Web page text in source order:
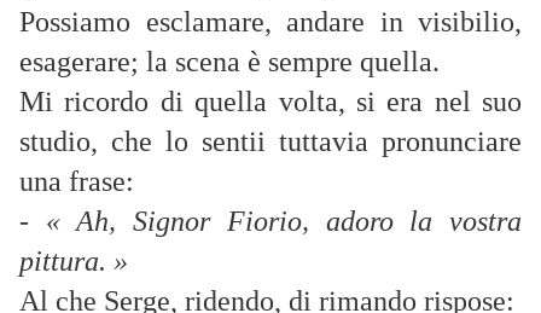
Possiamo esclamare, andare in visibilio,
esagerare; la scena è sempre quella.
Mi ricordo di quella volta, si era nel suo
studio, che lo sentii tuttavia pronunciare
una frase:
- « Ah, Signor Fiorio, adoro la vostra
pittura. »
Al che Serge, ridendo, di rimando rispose: